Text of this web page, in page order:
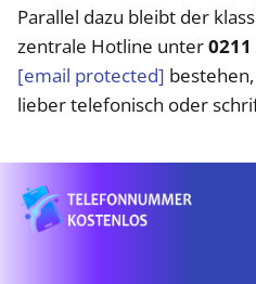
Parallel dazu bleibt der
zentrale Hotline unter0211
[email protected]
lieber telefonisch oder